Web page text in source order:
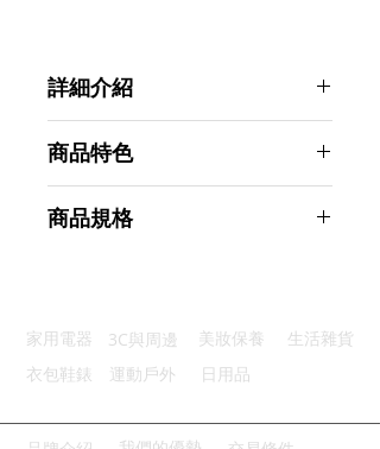
詳細介紹
商品特色
雙制切換：支援12/24小時制
商品規格
商品型號：p01_05244850
主要材質：塑膠
商品重量(g)：55
家用電器 3C與周邊 美妝保養
生活雜貨
衣包鞋錶
運動戶外 日用品